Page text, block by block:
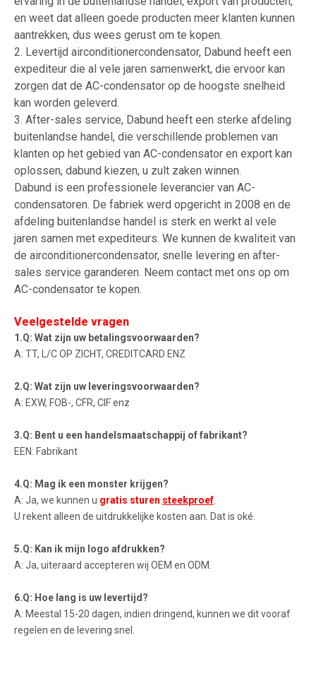
en weet dat alleen goede producten meer klanten kunnen
aantrekken, dus wees gerust om te kopen.
2. Levertijd airconditionercondensator, Dabund heeft een
expediteur die al vele jaren samenwerkt, die ervoor kan
zorgen dat de AC-condensator op de hoogste snelheid
kan worden geleverd.
3. After-sales service, Dabund heeft een sterke afdeling
buitenlandse handel, die verschillende problemen van
klanten op het gebied van AC-condensator en export kan
oplossen, dabund kiezen, u zult zaken winnen.
Dabund is een professionele leverancier van AC-
condensatoren. De fabriek werd opgericht in 2008 en de
afdeling buitenlandse handel is sterk en werkt al vele
jaren samen met expediteurs. We kunnen de kwaliteit van
de airconditionercondensator, snelle levering en after-
sales service garanderen. Neem contact met ons op om
AC-condensator te kopen.
Veelgestelde vragen
1.Q: Wat zijn uw betalingsvoorwaarden?
A: TT, L/C OP ZICHT, CREDITCARD ENZ
2.Q: Wat zijn uw leveringsvoorwaarden?
A: EXW, FOB-, CFR, CIF enz
3.Q: Bent u een handelsmaatschappij of fabrikant?
EEN: Fabrikant
4.Q: Mag ik een monster krijgen?
A: Ja, we kunnen u gratis sturen steekproef
U rekent alleen de uitdrukkelijke kosten aan. Dat is oké.
5.Q: Kan ik mijn logo afdrukken?
A: Ja, uiteraard accepteren wij OEM en ODM.
6.Q: Hoe lang is uw levertijd?
A: Meestal 15-20 dagen, indien dringend, kunnen we dit vooraf
regelen en de levering snel.